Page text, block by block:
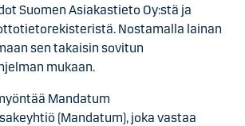
Suomen Asiakastieto Oy:stä ja
Nostamalla lainan
sen takaisin sovitun
mukaan.
Mandatum
(Mandatum), joka vastaa